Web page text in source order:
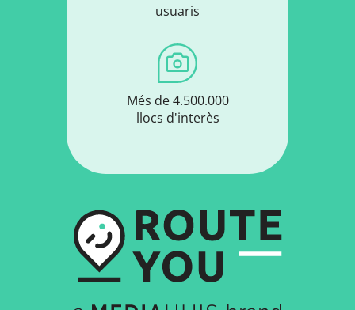
usuaris
Més de 4.500.000
llocs d'interès